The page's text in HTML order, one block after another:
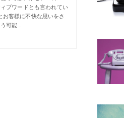
ブワードとも言われてい
お客様に不快な思いをさ
可能…